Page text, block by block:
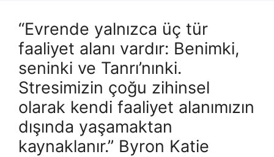
“Evrende yalnızca üç tür
faaliyet alanı vardır: Benimki,
seninki ve Tanrı’nınki.
Stresimizin çoğu zihinsel
olarak kendi faaliyet alanımızın
dışında yaşamaktan
kaynaklanır.” Byron Katie